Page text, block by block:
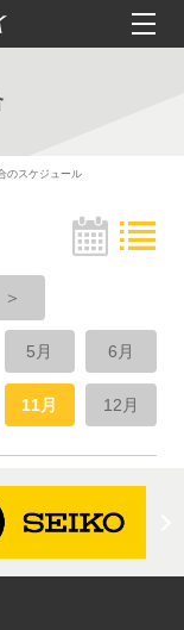
のスケジュール
＞
5月 6月
11月 12月